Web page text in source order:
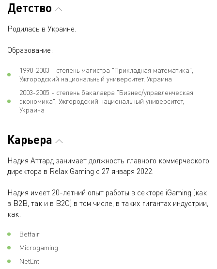
Детство
Родилась в Украине.
Образование:
1998-2003 - степень магистра "Прикладная математика",
Ужгородский национальный университет, Украина
2003-2005 - степень бакалавра "Бизнес/управленческая
экономика", Ужгородский национальный университет,
Украина
Карьера
Надия Аттард занимает должность главного коммерческого
директора в Relax Gaming с 27 января 2022.
Надия имеет 20-летний опыт работы в секторе iGaming (как
в B2B, так и в B2C) в том числе, в таких гигантах индустрии,
как:
Betfair
Microgaming
NetEnt